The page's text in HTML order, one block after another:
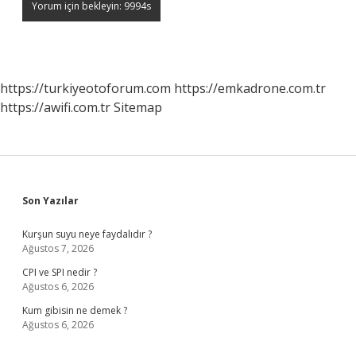
https://turkiyeotoforum.com https://emkadrone.com.tr
https://awifi.com.trSitemap
Sidebar
Son Yazılar
Kurşun suyu neye faydalıdır ?
Ağustos 7, 2026
CPI ve SPI nedir ?
Ağustos 6, 2026
Kum gibisin ne demek ?
Ağustos 6, 2026